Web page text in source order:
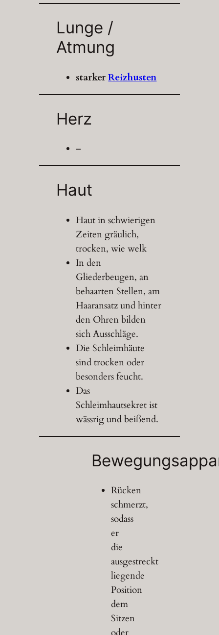
Lunge /
Atmung
starkerReizhusten
Herz
–
Haut
Haut in schwierigen
Zeiten gräulich,
trocken, wie welk
In den
Gliederbeugen, an
behaarten Stellen, am
Haaransatz und hinter
den Ohren bilden
sich Ausschläge.
Die Schleimhäute
sind trocken oder
besonders feucht.
Das
Schleimhautsekret ist
wässrig und beißend.
Rücken
schmerzt,
sodass
er
die
ausgestreckt
liegende
Position
dem
Sitzen